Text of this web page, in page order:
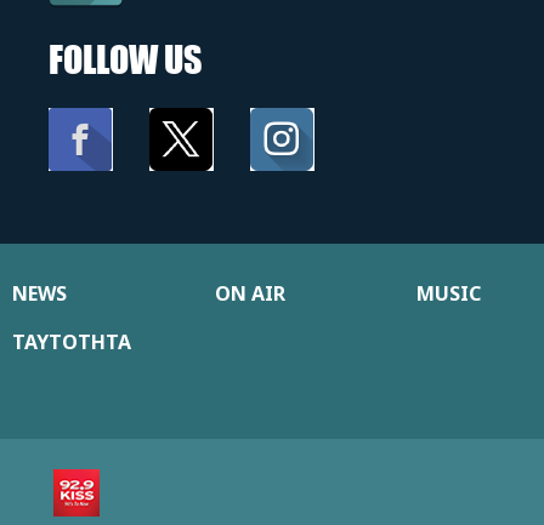
FOLLOW US
NEWS ON AIR
MUSIC
ΤΑΥΤΟΤΗΤΑ